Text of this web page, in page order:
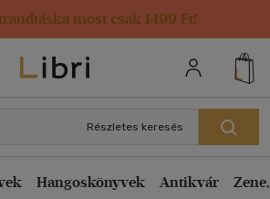
most csak 1499 Ft!
Kártya adatai
Részletes keresés
Hangoskönyvek Antikvár